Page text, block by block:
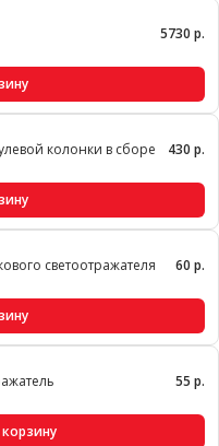
5730 р.
колонки в сборе 430 р.
светоотражателя 60 р.
55 р.